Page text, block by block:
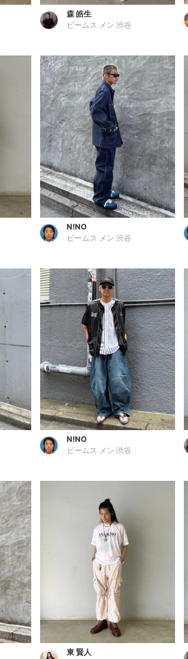
森 皓生
ビームス メン 渋谷
N!NO
ビームス メン 渋谷
N!NO
ビームス メン 渋谷
東 賢人